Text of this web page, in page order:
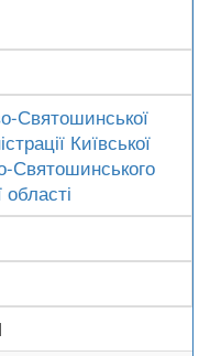
Святошинської
Київської
Святошинського